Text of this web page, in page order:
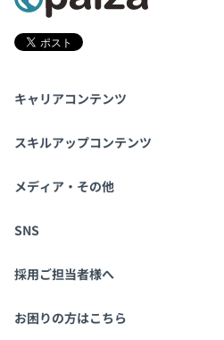
キャリアコンテンツ
転職・キャリア
スキルアップコンテンツ
学習
メディア・その他
Tech Team Journal
SNS
X
採用ご担当者様へ
採用・教育をお考えの企業様へ
お困りの方はこちら